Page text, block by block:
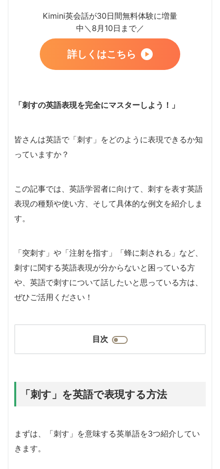
Kimini英会話が30日間無料体験に増量
中＼8月10日まで／
詳しくはこちら
「刺すの英語表現を完全にマスターしよう！」
皆さんは英語で「刺す」をどのように表現できるか知
っていますか？
この記事では、英語学習者に向けて、刺すを表す英語
表現の種類や使い方、そして具体的な例文を紹介しま
す。
「突刺す」や「注射を指す」「蜂に刺される」など、
刺すに関する英語表現が分からないと困っている方
や、英語で刺すについて話したいと思っている方は、
ぜひご活用ください！
目次
「刺す」を英語で表現する方法
まずは、「刺す」を意味する英単語を3つ紹介してい
きます。